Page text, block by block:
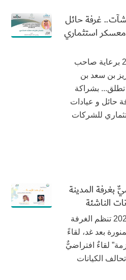
غرفة حائل
معسكر استثماري
مجلة تحالف – 8 أكتوبر 2020 برعاية صاحب
بن سعد بن
تطلق... بشراكة
حائل و عيادات
للشركات
بغرفة المدينة
الناشئة
مجلة تحالف – 28 سبتمبر 2020 تنظم الغرفة
بعد غد، لقاءً
لقاءٌ افتراضيٌّ
الكيانات